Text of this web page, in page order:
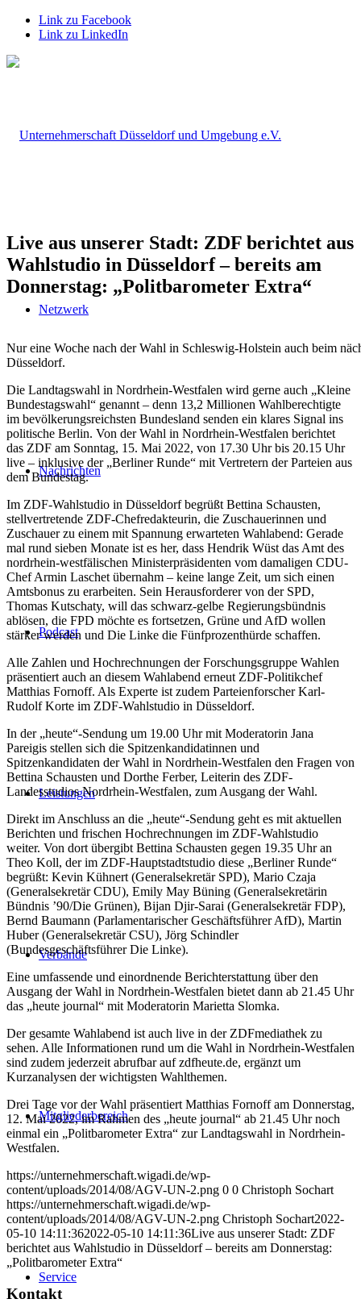
Link zu Facebook
Link zu LinkedIn
Netzwerk
Nachrichten
Podcast
Leistungen
Verbände
Mitgliederbereich
Service
Live aus unserer Stadt: ZDF berichtet aus
Wahlstudio in Düsseldorf – bereits am
Donnerstag: „Politbarometer Extra“
Nur eine Woche nach der Wahl in Schleswig-Holstein auch beim
Düsseldorf.
Die Landtagswahl in Nordrhein-Westfalen wird gerne auch „Kleine
Bundestagswahl“ genannt – denn 13,2 Millionen Wahlberechtigte
im bevölkerungsreichsten Bundesland senden ein klares Signal ins
politische Berlin. Von der Wahl in Nordrhein-Westfalen berichtet
das ZDF am Sonntag, 15. Mai 2022, von 17.30 Uhr bis 20.15 Uhr
live – inklusive der „Berliner Runde“ mit Vertretern der Parteien aus
dem Bundestag.
Im ZDF-Wahlstudio in Düsseldorf begrüßt Bettina Schausten,
stellvertretende ZDF-Chefredakteurin, die Zuschauerinnen und
Zuschauer zu einem mit Spannung erwarteten Wahlabend: Gerade
mal rund sieben Monate ist es her, dass Hendrik Wüst das Amt des
nordrhein-westfälischen Ministerpräsidenten vom damaligen CDU-
Chef Armin Laschet übernahm – keine lange Zeit, um sich einen
Amtsbonus zu erarbeiten. Sein Herausforderer von der SPD,
Thomas Kutschaty, will das schwarz-gelbe Regierungsbündnis
ablösen, die FPD möchte es fortsetzen, Grüne und AfD wollen
stärker werden und Die Linke die Fünfprozenthürde schaffen.
Alle Zahlen und Hochrechnungen der Forschungsgruppe Wahlen
präsentiert auch an diesem Wahlabend erneut ZDF-Politikchef
Matthias Fornoff. Als Experte ist zudem Parteienforscher Karl-
Rudolf Korte im ZDF-Wahlstudio in Düsseldorf.
In der „heute“-Sendung um 19.00 Uhr mit Moderatorin Jana
Pareigis stellen sich die Spitzenkandidatinnen und
Spitzenkandidaten der Wahl in Nordrhein-Westfalen den Fragen von
Bettina Schausten und Dorthe Ferber, Leiterin des ZDF-
Landesstudios Nordrhein-Westfalen, zum Ausgang der Wahl.
Direkt im Anschluss an die „heute“-Sendung geht es mit aktuellen
Berichten und frischen Hochrechnungen im ZDF-Wahlstudio
weiter. Von dort übergibt Bettina Schausten gegen 19.35 Uhr an
Theo Koll, der im ZDF-Hauptstadtstudio diese „Berliner Runde“
begrüßt: Kevin Kühnert (Generalsekretär SPD), Mario Czaja
(Generalsekretär CDU), Emily May Büning (Generalsekretärin
Bündnis ’90/Die Grünen), Bijan Djir-Sarai (Generalsekretär FDP),
Bernd Baumann (Parlamentarischer Geschäftsführer AfD), Martin
Huber (Generalsekretär CSU), Jörg Schindler
(Bundesgeschäftsführer Die Linke).
Eine umfassende und einordnende Berichterstattung über den
Ausgang der Wahl in Nordrhein-Westfalen bietet dann ab 21.45 Uhr
das „heute journal“ mit Moderatorin Marietta Slomka.
Der gesamte Wahlabend ist auch live in der ZDFmediathek zu
sehen. Alle Informationen rund um die Wahl in Nordrhein-Westfalen
sind zudem jederzeit abrufbar auf zdfheute.de, ergänzt um
Kurzanalysen der wichtigsten Wahlthemen.
Drei Tage vor der Wahl präsentiert Matthias Fornoff am Donnerstag,
12. Mai 2022, im Rahmen des „heute journal“ ab 21.45 Uhr noch
einmal ein „Politbarometer Extra“ zur Landtagswahl in Nordrhein-
Westfalen.
https://unternehmerschaft.wigadi.de/wp-
content/uploads/2014/08/AGV-UN-2.png 0 0 Christoph Sochart
https://unternehmerschaft.wigadi.de/wp-
content/uploads/2014/08/AGV-UN-2.png Christoph Sochart2022-
05-10 14:11:362022-05-10 14:11:36Live aus unserer Stadt: ZDF
berichtet aus Wahlstudio in Düsseldorf – bereits am Donnerstag:
„Politbarometer Extra“
Kontakt